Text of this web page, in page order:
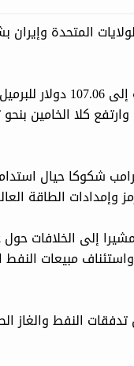
المتحدة وإيران
وفق وكالة "رويترز"، صعدت العقود الآجلة لخام برنت 2.85
الأمريكي 3.13 دولار أو 3.2 بالمئة إلى 101.20 دولار.
شكوكا حيال
وإمدادات الطاقة
إلى الخلافات
مبيعات النفط
النفط والغاز